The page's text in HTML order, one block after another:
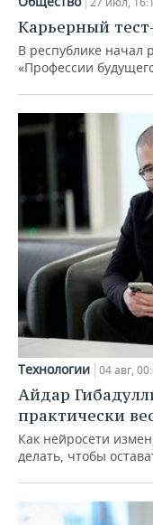
Карьерный
В республике
«Профессии
Технологии 04 авг,
Айдар
практически
Как нейросети
делать, чтобы